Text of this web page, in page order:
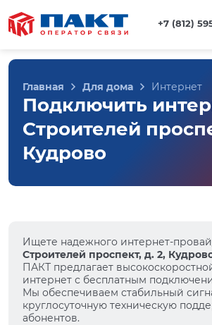
+7 (812)
Главная Для дома Интернет
Подключить
Строителей
Кудрово
Ищете надежного интернет-
Строителей проспект, д. 2,
ПАКТ предлагает
интернет с бесплатным
Мы обеспечиваем стабильный
круглосуточную техническую
абонентов.